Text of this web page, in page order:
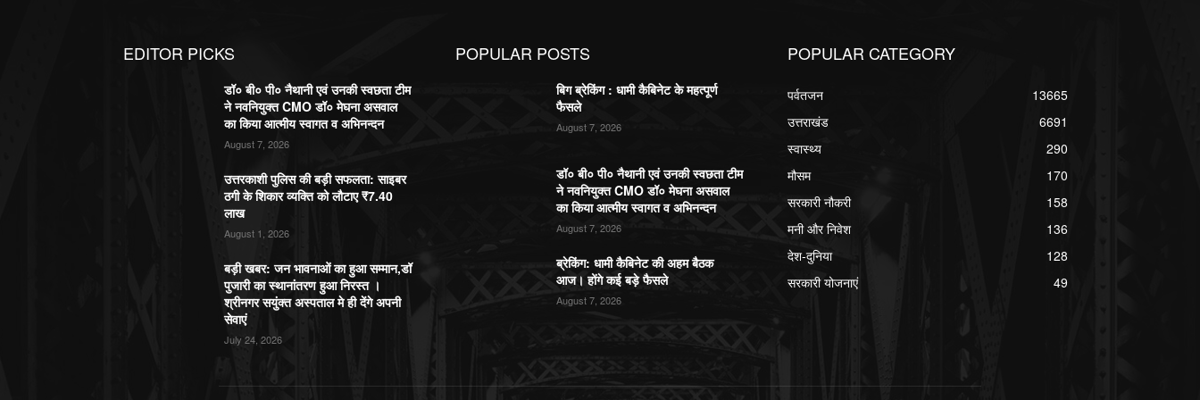
EDITOR PICKS
डॉ० बी० पी० नैथानी एवं उनकी स्वछता टीम
ने नवनियुक्त CMO डॉ० मेघना असवाल
का किया आत्मीय स्वागत व अभिनन्दन
August 7, 2026
उत्तरकाशी पुलिस की बड़ी सफलता: साइबर
ठगी के शिकार व्यक्ति को लौटाए ₹7.40
लाख
August 1, 2026
बड़ी खबर: जन भावनाओं का हुआ सम्मान,डॉ
पुजारी का स्थानांतरण हुआ निरस्त ।
श्रीनगर सयुंक्त अस्पताल मे ही देंगे अपनी
सेवाएं
July 24, 2026
POPULAR POSTS
बिग ब्रेकिंग : धामी कैबिनेट के महत्पूर्ण
फैसले
August 7, 2026
डॉ० बी० पी० नैथानी एवं उनकी स्वछता टीम
ने नवनियुक्त CMO डॉ० मेघना असवाल
का किया आत्मीय स्वागत व अभिनन्दन
August 7, 2026
ब्रेकिंग: धामी कैबिनेट की अहम बैठक
आज। होंगे कई बड़े फैसले
August 7, 2026
POPULAR CATEGORY
पर्वतजन
13665
उत्तराखंड
6691
स्वास्थ्य
290
मौसम
170
सरकारी नौकरी
158
मनी और निवेश
136
देश-दुनिया
128
सरकारी योजनाएं
49